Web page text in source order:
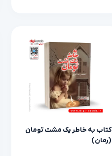
کتاب به خاطر یک مشت تومان
(رمان)